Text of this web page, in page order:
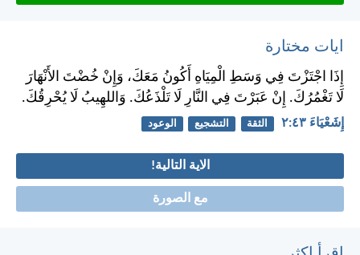
ايات مختارة
إِذَا اجْتَزْتَ فِي وَسَطِ الْمِيَاهِ أَكُونُ مَعَكَ، وَإِنْ خُضْتَ الأَنْهَارَ
لَا تَغْمُرُكَ. إِنْ عَبَرْتَ فِي النَّارِ لَا تَلْذَعُكَ. وَاللهِيبُ لَا يُحْرِقُكَ.
إِشَعْيَاءَ ٤٣:‏٢ الثقة التشجيع الوعود
الاية التالية!
مع الصورة